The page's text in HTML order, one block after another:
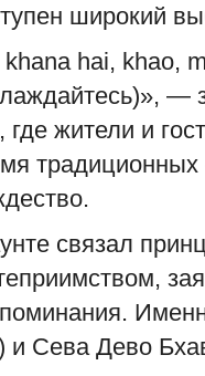
широкий
khana hai, khao,
—
где жители и
традиционных
связал
и Сева Дево